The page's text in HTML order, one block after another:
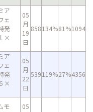
ア
ェ
発
×
05
月
19
日
858134%81%1094
ア
ェ
発
×
05
月
22
日
539119%27%4356
モ
05